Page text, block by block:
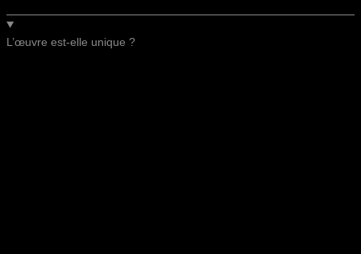
L’œuvre est-elle unique ?